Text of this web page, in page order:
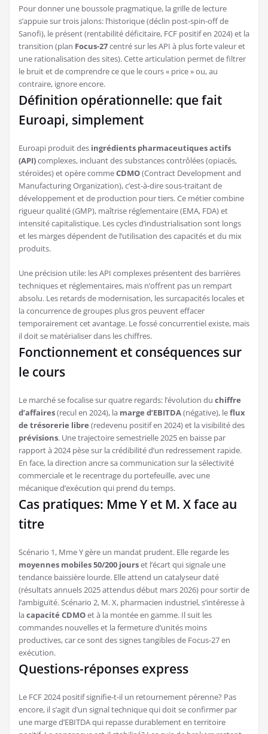
Pour donner une boussole pragmatique, la grille de lecture
s’appuie sur trois jalons: l’historique (déclin post-spin-off de
Sanofi), le présent (rentabilité déficitaire, FCF positif en 2024) et la
transition (plan Focus-27centré sur les API à plus forte valeur et
une rationalisation des sites). Cette articulation permet de filtrer
le bruit et de comprendre ce que le cours « price » ou, au
contraire, ignore encore.
Définition opérationnelle: que fait
Euroapi, simplement
Euroapi produit des ingrédients pharmaceutiques actifs
(API)complexes, incluant des substances contrôlées (opiacés,
stéroïdes) et opère commeCDMO(Contract Development and
Manufacturing Organization), c’est-à-dire sous-traitant de
développement et de production pour tiers. Ce métier combine
rigueur qualité (GMP), maîtrise réglementaire (EMA, FDA) et
intensité capitalistique. Les cycles d’industrialisation sont longs
et les marges dépendent de l’utilisation des capacités et du mix
produits.
Une précision utile: les API complexes présentent des barrières
techniques et réglementaires, mais n’offrent pas un rempart
absolu. Les retards de modernisation, les surcapacités locales et
la concurrence de groupes plus gros peuvent effacer
temporairement cet avantage. Le fossé concurrentiel existe, mais
il doit se matérialiser dans les chiffres.
Fonctionnement et conséquences sur
le cours
Le marché se focalise sur quatre regards: l’évolution du chiffre
d’affaires(recul en 2024), la marge d’EBITDA(négative), leflux
de trésorerie libre (redevenu positif en 2024) et la visibilité des
prévisions. Une trajectoire semestrielle 2025 en baisse par
rapport à 2024 pèse sur la crédibilité d’un redressement rapide.
En face, la direction ancre sa communication sur la sélectivité
commerciale et le recentrage du portefeuille, avec une
mécanique d’exécution qui prend du temps.
Cas pratiques: Mme Y et M. X face au
titre
Scénario 1, Mme Y gère un mandat prudent. Elle regarde les
moyennes mobiles 50/200 jourset l’écart qui signale une
tendance baissière lourde. Elle attend un catalyseur daté
(résultats annuels 2025 attendus début mars 2026) pour sortir de
l’ambiguïté. Scénario 2, M. X, pharmacien industriel, s’intéresse à
lacapacité CDMOet à la montée en gamme. Il suit les
commandes nouvelles et la fermeture d’unités moins
productives, car ce sont des signes tangibles de Focus-27 en
exécution.
Questions-réponses express
Le FCF 2024 positif signifie-t-il un retournement pérenne? Pas
encore, il s’agit d’un signal technique qui doit se confirmer par
une marge d’EBITDA qui repasse durablement en territoire